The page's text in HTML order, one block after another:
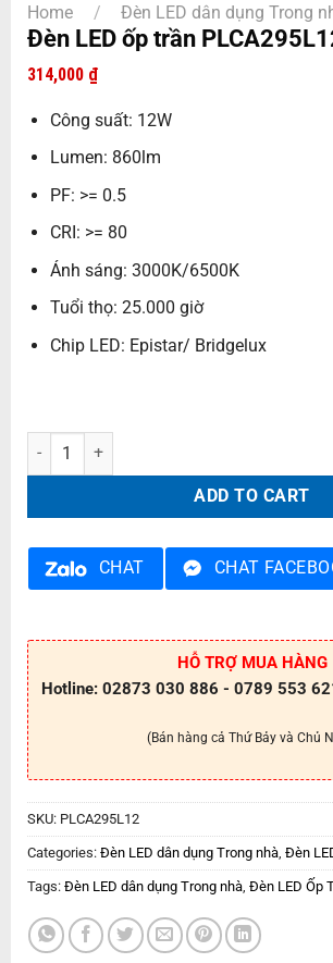
Home / Đèn LED dân dụng Trong
Đèn LED ốp trần
314,000 ₫
Công suất: 12W
Lumen: 860lm
PF: >= 0.5
CRI: >= 80
Ánh sáng: 3000K/6500K
Tuổi thọ: 25.000 giờ
Chip LED: Epistar/ Bridgelux
Đèn LED ốp trần PLCA295L12 quantity
ADD TO CART
CHAT CHAT
HỖ TRỢ MUA HÀNG
Hotline: 02873 030 886 - 0789 553
(Bán hàng cả Thứ Bảy và Chủ
SKU: PLCA295L12
Categories: Đèn LED dân dụng Trong nhà, Đèn
Tags: Đèn LED dân dụng Trong nhà, Đèn LED Ốp